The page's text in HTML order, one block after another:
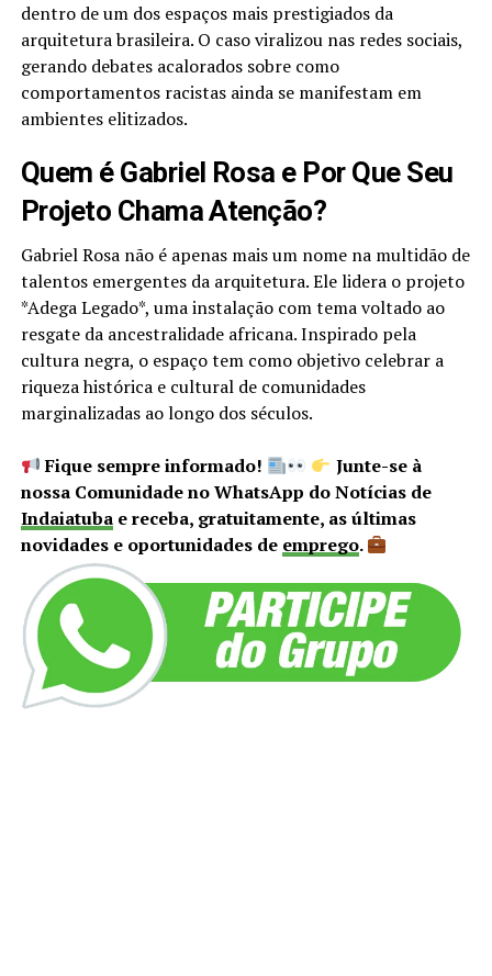
dentro de um dos espaços mais prestigiados da
arquitetura brasileira. O caso viralizou nas redes sociais,
gerando debates acalorados sobre como
comportamentos racistas ainda se manifestam em
ambientes elitizados.
Quem é Gabriel Rosa e Por Que Seu
Projeto Chama Atenção?
Gabriel Rosa não é apenas mais um nome na multidão de
talentos emergentes da arquitetura. Ele lidera o projeto
*Adega Legado*, uma instalação com tema voltado ao
resgate da ancestralidade africana. Inspirado pela
cultura negra, o espaço tem como objetivo celebrar a
riqueza histórica e cultural de comunidades
marginalizadas ao longo dos séculos.
Fique sempre informado!
Junte-se à
nossa Comunidade no WhatsApp do Notícias de
Indaiatubae receba, gratuitamente, as últimas
novidades e oportunidades de emprego.